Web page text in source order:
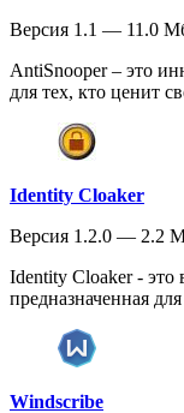
Версия 1.1 — 11.0
AntiSnooper – это
для тех, кто ценит
Identity Cloaker
Версия 1.2.0 — 2.2
Identity Cloaker - это
предназначенная
Windscribe